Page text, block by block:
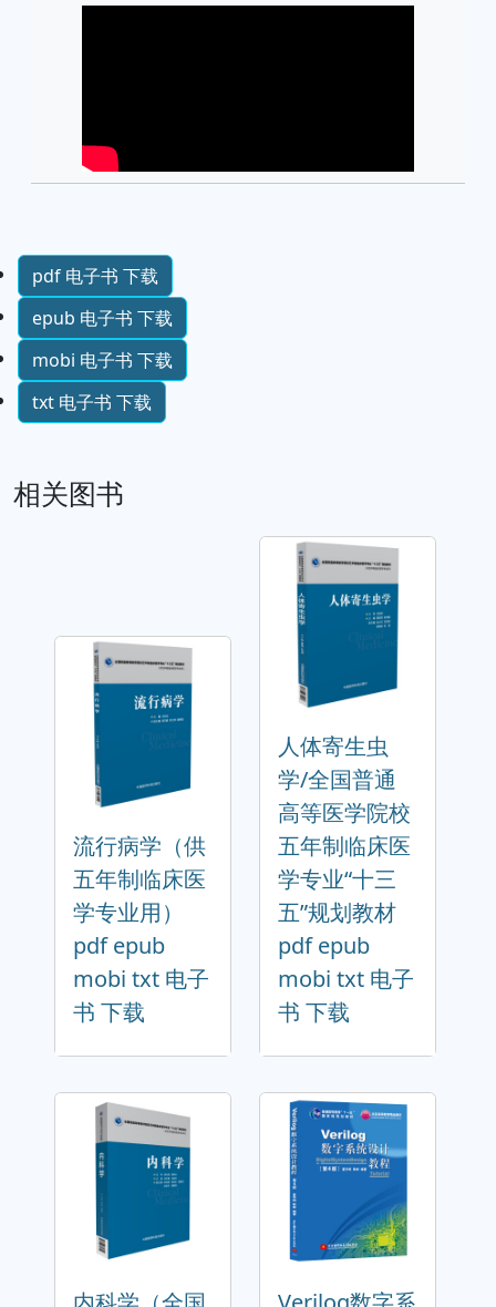
pdf 电子书 下载
epub 电子书 下载
mobi 电子书 下载
txt 电子书 下载
相关图书
流行病学（供
五年制临床医
学专业用）
pdf epub
mobi txt 电子
书 下载
人体寄生虫
学/全国普通
高等医学院校
五年制临床医
学专业“十三
五”规划教材
pdf epub
mobi txt 电子
书 下载